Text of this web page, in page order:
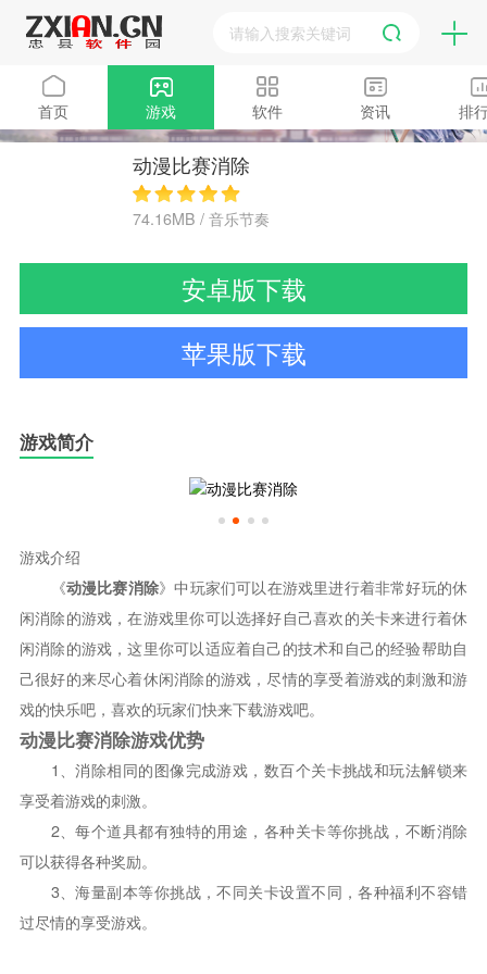
首页 游戏 软件 资讯 排
动漫比赛消除
74.16MB / 音乐节奏
安卓版下载
苹果版下载
游戏简介
游戏介绍
《动漫比赛消除》中玩家们可以在游戏里进行着非常好玩的休
闲消除的游戏，在游戏里你可以选择好自己喜欢的关卡来进行着休
闲消除的游戏，这里你可以适应着自己的技术和自己的经验帮助自
己很好的来尽心着休闲消除的游戏，尽情的享受着游戏的刺激和游
戏的快乐吧，喜欢的玩家们快来下载游戏吧。
动漫比赛消除游戏优势
1、消除相同的图像完成游戏，数百个关卡挑战和玩法解锁来
享受着游戏的刺激。
2、每个道具都有独特的用途，各种关卡等你挑战，不断消除
可以获得各种奖励。
3、海量副本等你挑战，不同关卡设置不同，各种福利不容错
过尽情的享受游戏。